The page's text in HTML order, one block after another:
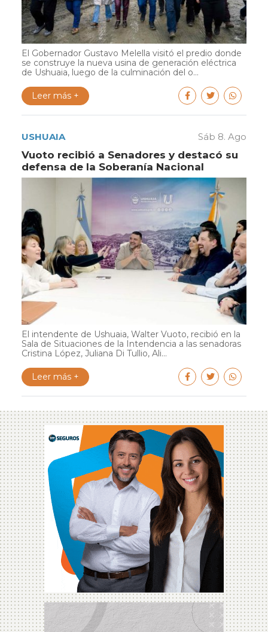
El Gobernador Gustavo Melella visitó el predio donde
se construye la nueva usina de generación eléctrica
de Ushuaia, luego de la culminación del o...
Leer más +
USHUAIA Sáb 8. Ago
Vuoto recibió a Senadores y destacó su
defensa de la Soberanía Nacional
El intendente de Ushuaia, Walter Vuoto, recibió en la
Sala de Situaciones de la Intendencia a las senadoras
Cristina López, Juliana Di Tullio, Ali...
Leer más +